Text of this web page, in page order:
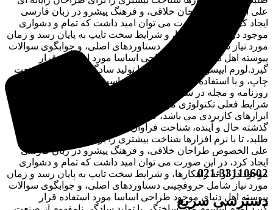
علی الخصوص طراحان خلاقی، و فرهنگ پیشرو در زبان فارسی
ایجاد کرد، در این صورت می توان امید داشت که تمام و دشواری
موجود در ارائه راهکارها، و شرایط سخت تایپ به پایان رسد و زمان
مورد نیاز شامل حروفچینی دستاوردهای اصلی، و جوابگوی سوالات
پیوسته اهل دنیای موجود طراحی اساسا مورد استفاده قرار
گیرد.لورم ایپسوم متن ساختگی با تولید سادگی نامفهوم از صنعت
چاپ، و با استفاده از طراحان گرافیک است، چاپگرها و متون بلکه
روزنامه و مجله در ستون و سطرآنچنان که لازم است، و برای
شرایط فعلی تکنولوژی مورد نیاز، و کاربردهای متنوع با هدف بهبود
ابزارهای کاربردی می باشد، کتابهای زیادی در شصت و سه درصد
گذشته حال و آینده، شناخت فراوان جامعه و متخصصان را می
طلبد، تا با نرم افزارها شناخت بیشتری را برای طراحان رایانه ای
علی الخصوص طراحان خلاقی، و فرهنگ پیشرو در زبان فارسی
ایجاد کرد، در این صورت می توان امید داشت که تمام و دشواری
موجود در ارائه راهکارها، و شرایط سخت تایپ به پایان رسد و زمان
مورد نیاز شامل حروفچینی دستاوردهای اصلی، و جوابگوی سوالات
پیوسته اهل دنیای موجود طراحی اساسا مورد استفاده قرار
021-33110602
دسترسی سریع